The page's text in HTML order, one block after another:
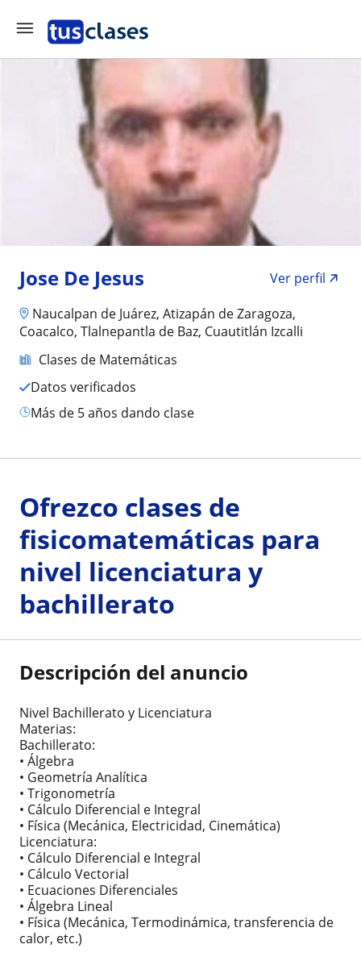
Jose De Jesus
Ver perfil
Naucalpan de Juárez, Atizapán de Zaragoza,
Coacalco, Tlalnepantla de Baz, Cuautitlán Izcalli
Clases de Matemáticas
Datos verificados
más de 5 años dando clase
Ofrezco clases de
fisicomatemáticas para
nivel licenciatura y
bachillerato
Descripción del anuncio
Nivel Bachillerato y Licenciatura
Materias:
Bachillerato:
• Álgebra
• Geometría Analítica
• Trigonometría
• Cálculo Diferencial e Integral
• Física (Mecánica, Electricidad, Cinemática)
Licenciatura:
• Cálculo Diferencial e Integral
• Cálculo Vectorial
• Ecuaciones Diferenciales
• Álgebra Lineal
• Física (Mecánica, Termodinámica, transferencia de
calor, etc.)